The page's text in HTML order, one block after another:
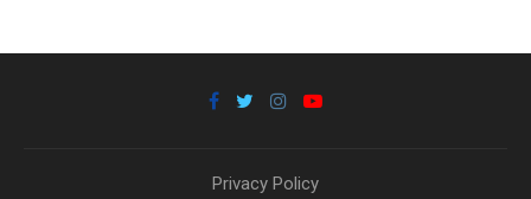
Privacy Policy